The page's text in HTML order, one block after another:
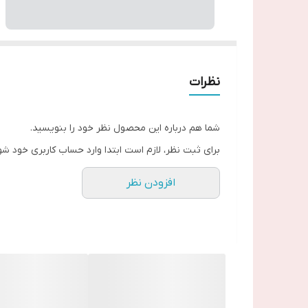
نظرات
شما هم درباره این محصول نظر خود را بنویسید.
برای ثبت نظر، لازم است ابتدا وارد حساب کاربری خود
افزودن نظر